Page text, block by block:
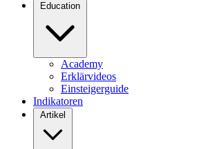
Education
Academy
Erklärvideos
Einsteigerguide
Indikatoren
Artikel